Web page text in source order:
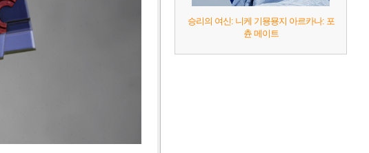
승리의 여신: 니케 기묭묭지 아르카나: 포
츈 메이트